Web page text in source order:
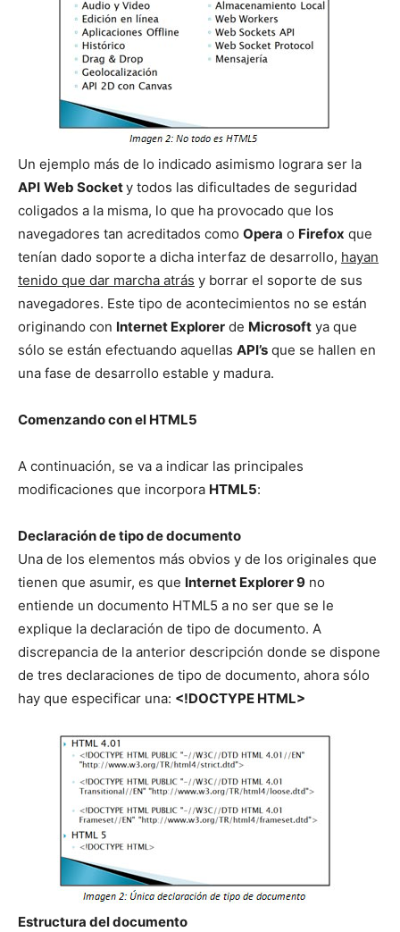
Un ejemplo más de lo indicado asimismo lograra ser la
API Web Sockety todos las dificultades de seguridad
coligados a la misma, lo que ha provocado que los
navegadores tan acreditados como Opera o Firefox que
tenían dado soporte a dicha interfaz de desarrollo, hayan
tenido que dar marcha atrás y borrar el soporte de sus
navegadores. Este tipo de acontecimientos no se están
originando con Internet Explorer de Microsoft ya que
sólo se están efectuando aquellas API’s que se hallen en
una fase de desarrollo estable y madura.
Comenzando con el HTML5
A continuación, se va a indicar las principales
modificaciones que incorpora HTML5:
Declaración de tipo de documento
Una de los elementos más obvios y de los originales que
tienen que asumir, es que Internet Explorer 9 no
entiende un documento HTML5 a no ser que se le
explique la declaración de tipo de documento. A
discrepancia de la anterior descripción donde se dispone
de tres declaraciones de tipo de documento, ahora sólo
hay que especificar una: <!DOCTYPE HTML>
Estructura del documento